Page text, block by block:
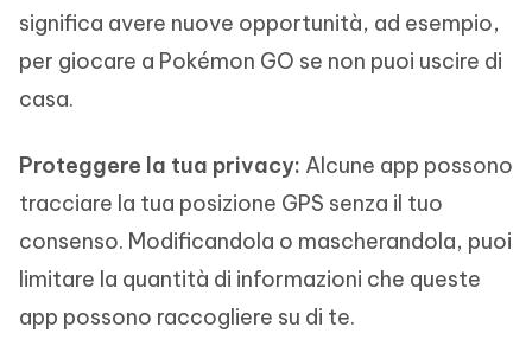
significa avere nuove opportunità, ad esempio,
per giocare a Pokémon GO se non puoi uscire di
casa.
Proteggere la tua privacy: Alcune app possono
tracciare la tua posizione GPS senza il tuo
consenso. Modificandola o mascherandola, puoi
limitare la quantità di informazioni che queste
app possono raccogliere su di te.